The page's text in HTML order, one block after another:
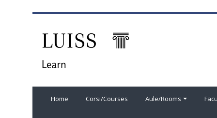
Home Corsi/Courses Aule/Rooms